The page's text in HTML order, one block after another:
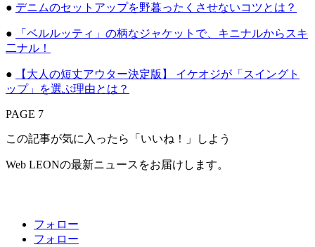
● デニムのセットアップを野暮ったくさせないコツとは？
●
「ベルルッティ」の柄なジャケットで、キニナルからスキ
二ナル！
●
【大人の短丈アウター決定版】 イケオジが「スイングト
ップ」を選ぶ理由とは？
PAGE 7
この記事が気に入ったら「いいね！」しよう
Web LEONの最新ニュースをお届けします。
フォロー
フォロー